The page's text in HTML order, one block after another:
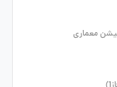
معماری